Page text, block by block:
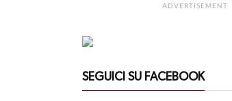
ADVERTISEMENT
SEGUICI SU FACEBOOK